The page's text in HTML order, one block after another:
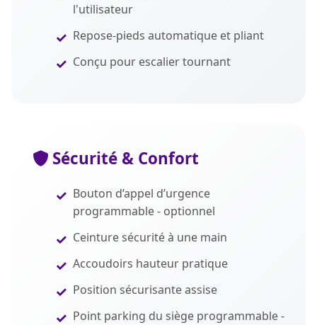
l'utilisateur
Repose-pieds automatique et pliant
Conçu pour escalier tournant
Sécurité & Confort
Bouton d’appel d’urgence
programmable - optionnel
Ceinture sécurité à une main
Accoudoirs hauteur pratique
Position sécurisante assise
Point parking du siège programmable -